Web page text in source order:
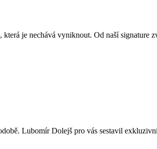
je nechává vyniknout. Od naší
Lubomír Dolejš pro vás sestavil